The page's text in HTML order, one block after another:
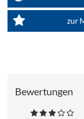
zur
Bewertungen